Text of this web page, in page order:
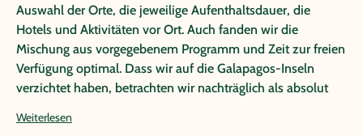
Auswahl der Orte, die jeweilige Aufenthaltsdauer, die
Hotels und Aktivitäten vor Ort. Auch fanden wir die
Mischung aus vorgegebenem Programm und Zeit zur freien
Verfügung optimal. Dass wir auf die Galapagos-Inseln
verzichtet haben, betrachten wir nachträglich als absolut
reibungslos geklappt. Lediglich in einem einzeln Fall gab es
Weiterlesen